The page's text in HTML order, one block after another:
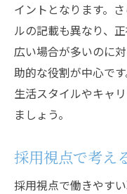
イントとなります。
ルの記載も異なり、
広い場合が多いのに
助的な役割が中心で
生活スタイルやキャ
ましょう。
採用視点で考え
採用視点で働きやす